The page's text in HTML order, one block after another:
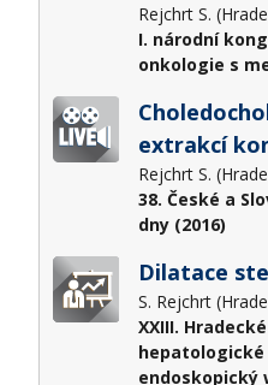
Rejchrt S.
I. národní
onkologie s
extrakcí
Rejchrt S.
38. České a
dny (2016)
Dilatace
S. Rejchrt
XXIII.
hepatologické
endoskopický